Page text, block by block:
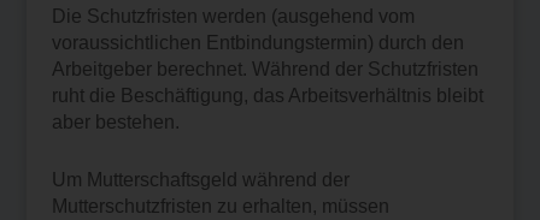
Die Schutzfristen werden (ausgehend vom
voraussichtlichen Entbindungstermin) durch den
Arbeitgeber berechnet. Während der Schutzfristen
ruht die Beschäftigung, das Arbeitsverhältnis bleibt
aber bestehen.
Um Mutterschaftsgeld während der
Mutterschutzfristen zu erhalten, müssen